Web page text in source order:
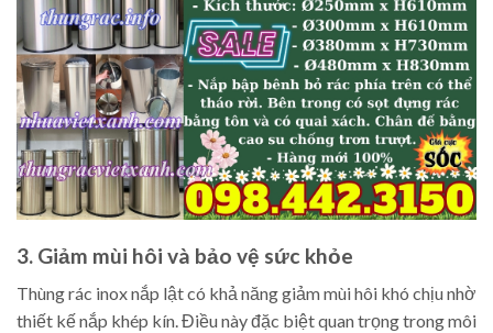
3. Giảm mùi hôi và bảo vệ sức khỏe
Thùng rác inox nắp lật có khả năng giảm mùi hôi khó chịu nhờ
thiết kế nắp khép kín. Điều này đặc biệt quan trọng trong môi